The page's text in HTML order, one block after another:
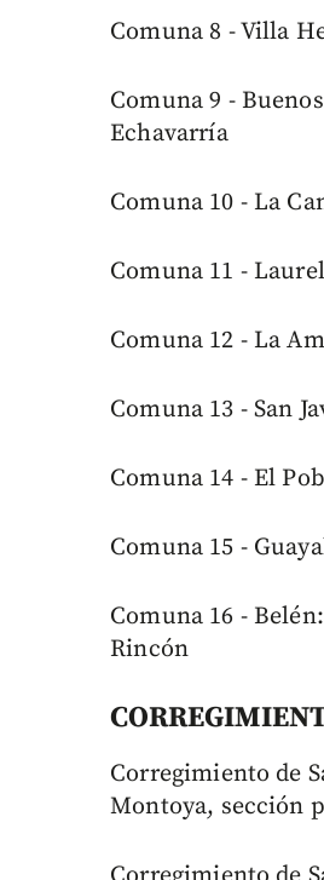
Comuna 8 - Villa
Comuna 9 -
Echavarría
Comuna 10 - La
Comuna 11 -
Comuna 12 - La
Comuna 13 - San
Comuna 14 - El
Comuna 15 -
Comuna 16 -
Rincón
Corregimiento de
Montoya, sección